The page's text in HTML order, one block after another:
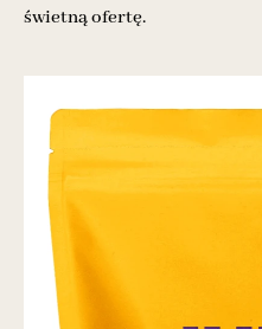
świetną ofertę.